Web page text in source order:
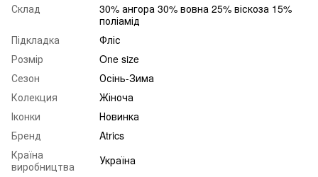
Склад
30% ангора 30% вовна 25% віскоза 15%
поліамід
Підкладка
Фліс
Розмір
One size
Сезон
Осінь-Зима
Колекция
Жіноча
Іконки
Новинка
Бренд
Atrics
Країна
виробництва
Україна